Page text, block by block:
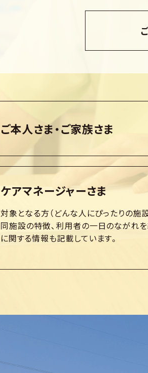
ご本人さま・ご家族さま
ケアマネージャーさま
対象となる方（どんな人にぴったりの施設
同施設の特徴、利用者の一日のながれ
に関する情報も記載しています。